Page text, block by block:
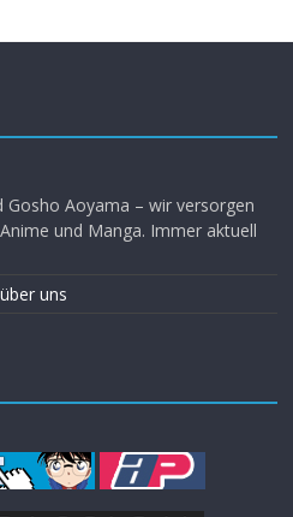
Aoyama – wir versorgen
und Manga. Immer aktuell
uns